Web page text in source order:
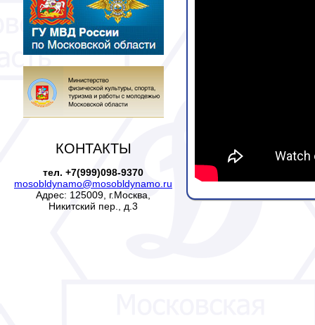
КОНТАКТЫ
тел. +7(999)098-9370
mosobldynamo@mosobldynamo.ru
Адрес: 125009, г.Москва,
Никитский пер., д.3